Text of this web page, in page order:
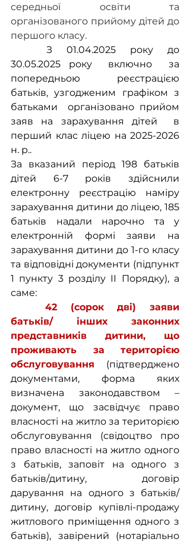
середньої освіти та
організованого прийому дітей до
першого класу.
30.05.2025 року  включно  за
попередньою реєстрацією
батьків, узгодженим графіком з
батьками  організовано прийом
заяв на зарахування дітей  в
перший клас ліцею на 2025-2026
н. р..
За вказаний період 198 батьків
дітей 6-7 років здійснили
електронну реєстрацію наміру
зарахування дитини до ліцею, 185
батьків надали нарочно та у
електронній формі заяви на
зарахування дитини до 1-го класу
та відповідні документи (підпункт
1 пункту 3 розділу ІІ Порядку), а
саме:
42 (сорок дві) заяви
батьків/ інших законних
представників дитини, що
проживають за територією
обслуговування (підтверджено
документами, форма яких
визначена законодавством –
документ, що засвідчує право
власності на житло за територією
обслуговування (свідоцтво про
право власності на житло одного
з батьків, заповіт на одного з
батьків/дитину, договір
дарування на одного з батьків/
дитину, договір купівлі-продажу
житлового приміщення одного з
батьків), завірений (нотаріально